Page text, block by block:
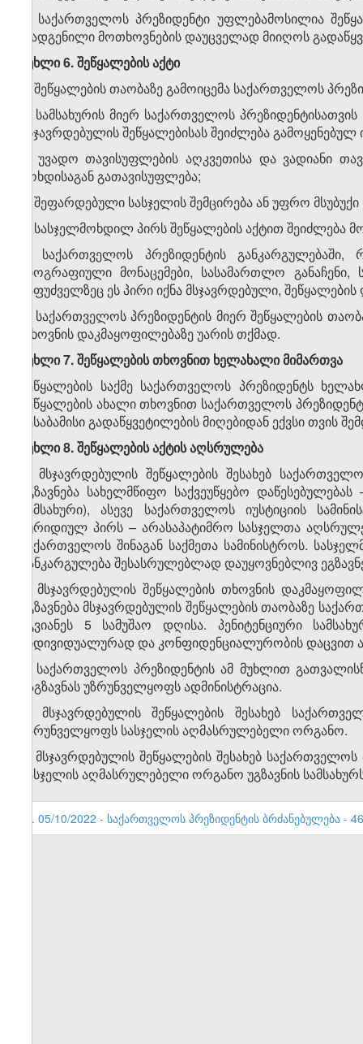
2. საქართველოს პრეზიდენტი უფლებამოსილია
დადგენილი მოთხოვნების დაუცველად მიიღოს
მუხლი6.შეწყალების აქტი
1. შეწყალების თაობაზე გამოიცემა საქართველოს
2. სამსახურის მიერ საქართველოს
მსჯავრდებულის შეწყალებისას შეიძლება გამოყენებულ
ა) უვადო თავისუფლების აღკვეთისა და ვადიანი
მოხდისაგან გათავისუფლება;
ბ) შეფარდებული სასჯელის შემცირება ან უფრო
3. სასჯელმოხდილ პირს შეწყალების აქტით შეიძლება
4. საქართველოს პრეზიდენტის
ბიოგრაფიული მონაცემები, სასამართლო
საფუძველზეც ეს პირი იქნა მსჯავრდებული, შეწყალების
5. საქართველოს პრეზიდენტის მიერ შეწყალების
თხოვნის დაკმაყოფილებაზე უარის თქმად.
მუხლი 7. შეწყალების თხოვნით ხელახალი მიმართვა
შეწყალების საქმე საქართველოს პრეზიდენტს
შეწყალების ახალი თხოვნით საქართველოს
შესაბამისი გადაწყვეტილების მიღებიდან ექვსი თვის
მუხლი8.შეწყალების აქტის აღსრულება
1. მსჯავრდებულის შეწყალების შესახებ
ეგზავნება სახელმწიფო საქვეუწყებო
სამსახური), ასევე საქართველოს იუსტიციის
იურიდიულ პირს – არასაპატიმრო სასჯელთა
საქართველოს შინაგან საქმეთა სამინისტროს.
განკარგულება შესასრულებლად დაუყოვნებლივ
2. მსჯავრდებულის შეწყალების თხოვნის
ეგზავნება მსჯავრდებულის შეწყალების თაობაზე
უგვიანეს 5 სამუშაო დღისა. პენიტენციური
ინდივიდუალურად და კონფიდენციალურობის დაცვით
3. საქართველოს პრეზიდენტის ამ მუხლით
გაგზავნას უზრუნველყოფს ადმინისტრაცია.
4. მსჯავრდებულის შეწყალების შესახებ
უზრუნველყოფს სასჯელის აღმასრულებელი ორგანო.
5. მსჯავრდებულის შეწყალების შესახებ
სასჯელის აღმასრულებელი ორგანო უგზავნის
1. 05/10/2022 - საქართველოს პრეზიდენტის ბრძანებულება -